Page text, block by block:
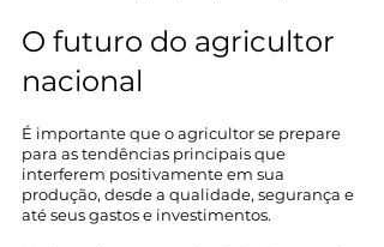
O futuro do agricultor
nacional
É importante que o agricultor se prepare
para as tendências principais que
interferem positivamente em sua
produção, desde a qualidade, segurança e
até seus gastos e investimentos.